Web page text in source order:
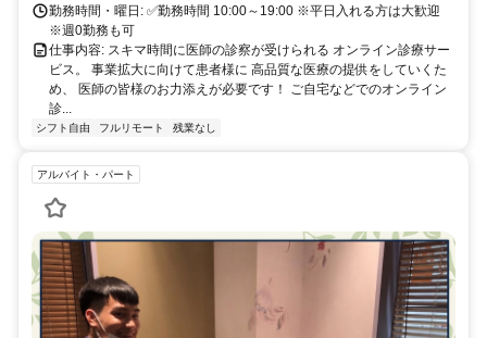
勤務時間・曜日: ✅勤務時間 10:00～19:00 ※平日入れる方は大歓迎
※週0勤務も可
仕事内容: スキマ時間に医師の診察が受けられる オンライン診療サー
ビス。 事業拡大に向けて患者様に 高品質な医療の提供をしていくた
め、 医師の皆様のお力添えが必要です！ ご自宅などでのオンライン
診...
シフト自由 フルリモート 残業なし
アルバイト・パート